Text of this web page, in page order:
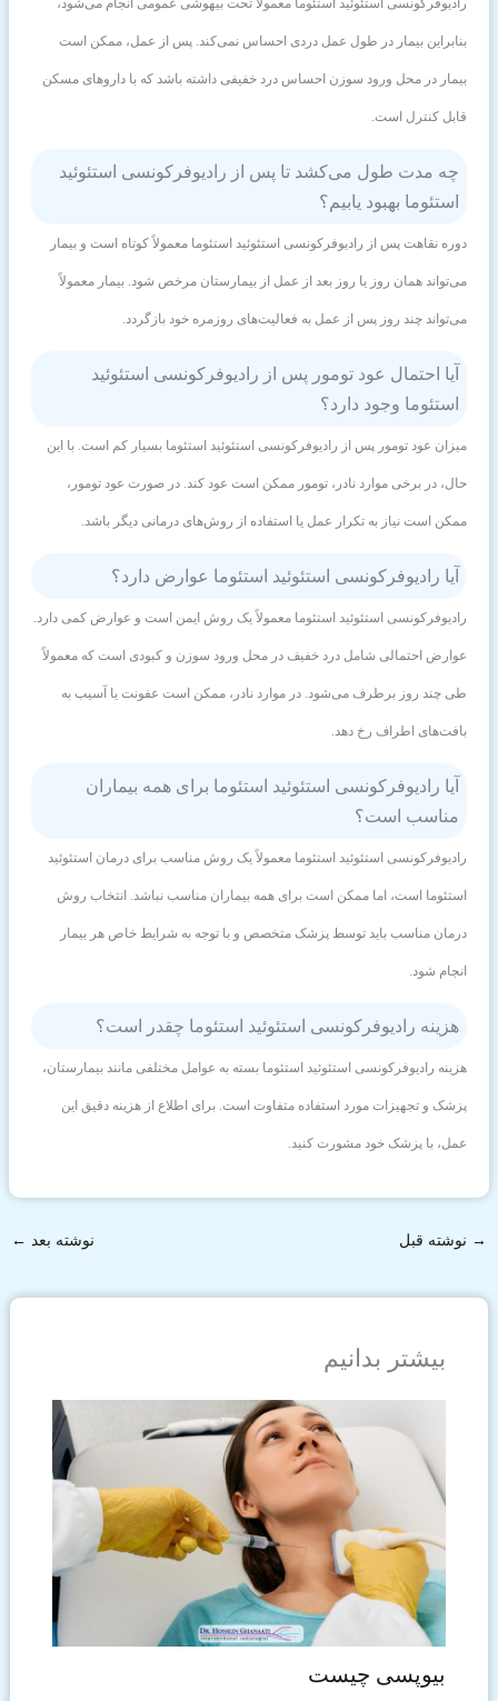
بنابراین بیمار در طول عمل دردی احساس نمی‌کند. پس از عمل، ممکن است
بیمار در محل ورود سوزن احساس درد خفیفی داشته باشد که با داروهای مسکن
قابل کنترل است.
چه مدت طول می‌کشد تا پس از رادیوفرکونسی استئوئید
استئوما بهبود یابیم؟
دوره نقاهت پس از رادیوفرکونسی استئوئید استئوما معمولاً کوتاه است و بیمار
می‌تواند همان روز یا روز بعد از عمل از بیمارستان مرخص شود. بیمار معمولاً
می‌تواند چند روز پس از عمل به فعالیت‌های روزمره خود بازگردد.
آیا احتمال عود تومور پس از رادیوفرکونسی استئوئید
استئوما وجود دارد؟
میزان عود تومور پس از رادیوفرکونسی استئوئید استئوما بسیار کم است. با این
حال، در برخی موارد نادر، تومور ممکن است عود کند. در صورت عود تومور،
ممکن است نیاز به تکرار عمل یا استفاده از روش‌های درمانی دیگر باشد.
آیا رادیوفرکونسی استئوئید استئوما عوارض دارد؟
رادیوفرکونسی استئوئید استئوما معمولاً یک روش ایمن است و عوارض کمی دارد.
عوارض احتمالی شامل درد خفیف در محل ورود سوزن و کبودی است که معمولاً
طی چند روز برطرف می‌شود. در موارد نادر، ممکن است عفونت یا آسیب به
بافت‌های اطراف رخ دهد.
آیا رادیوفرکونسی استئوئید استئوما برای همه بیماران
مناسب است؟
رادیوفرکونسی استئوئید استئوما معمولاً یک روش مناسب برای درمان استئوئید
استئوما است، اما ممکن است برای همه بیماران مناسب نباشد. انتخاب روش
درمان مناسب باید توسط پزشک متخصص و با توجه به شرایط خاص هر بیمار
انجام شود.
هزینه رادیوفرکونسی استئوئید استئوما چقدر است؟
هزینه رادیوفرکونسی استئوئید استئوما بسته به عوامل مختلفی مانند بیمارستان،
پزشک و تجهیزات مورد استفاده متفاوت است. برای اطلاع از هزینه دقیق این
عمل، با پزشک خود مشورت کنید.
→ نوشته قبل نوشته بعد ←
بیشتر بدانیم
بیوپسی چیست